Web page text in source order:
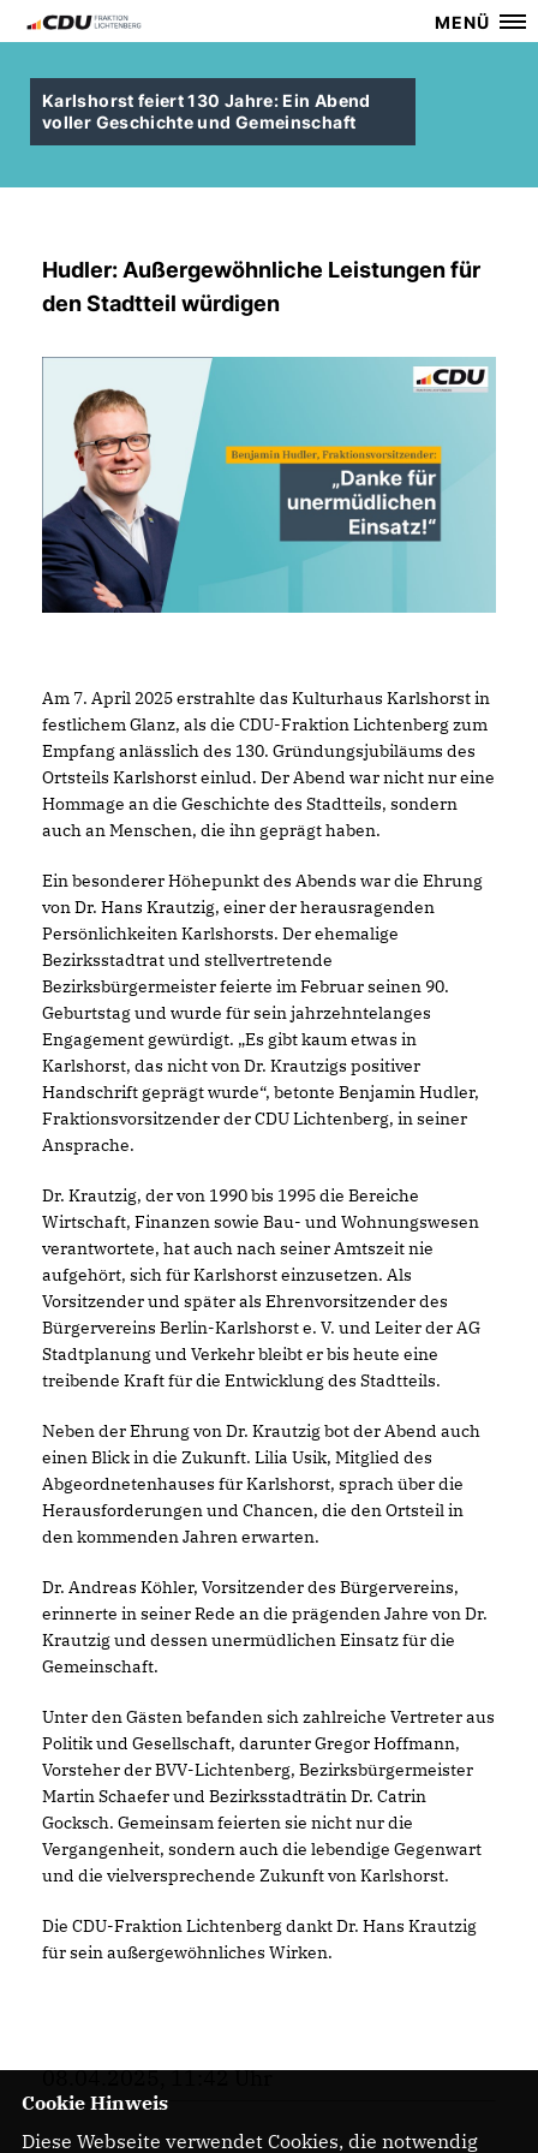
MENÜ
Karlshorst feiert 130 Jahre: Ein Abend
voller Geschichte und Gemeinschaft
Hudler: Außergewöhnliche Leistungen für
den Stadtteil würdigen
Am 7. April 2025 erstrahlte das Kulturhaus Karlshorst in
festlichem Glanz, als die CDU-Fraktion Lichtenberg zum
Empfang anlässlich des 130. Gründungsjubiläums des
Ortsteils Karlshorst einlud. Der Abend war nicht nur eine
Hommage an die Geschichte des Stadtteils, sondern
auch an Menschen, die ihn geprägt haben.
Ein besonderer Höhepunkt des Abends war die Ehrung
von Dr. Hans Krautzig, einer der herausragenden
Persönlichkeiten Karlshorsts. Der ehemalige
Bezirksstadtrat und stellvertretende
Bezirksbürgermeister feierte im Februar seinen 90.
Geburtstag und wurde für sein jahrzehntelanges
Engagement gewürdigt. „Es gibt kaum etwas in
Karlshorst, das nicht von Dr. Krautzigs positiver
Handschrift geprägt wurde“, betonte Benjamin Hudler,
Fraktionsvorsitzender der CDU Lichtenberg, in seiner
Ansprache.
Dr. Krautzig, der von 1990 bis 1995 die Bereiche
Wirtschaft, Finanzen sowie Bau- und Wohnungswesen
verantwortete, hat auch nach seiner Amtszeit nie
aufgehört, sich für Karlshorst einzusetzen. Als
Vorsitzender und später als Ehrenvorsitzender des
Bürgervereins Berlin-Karlshorst e. V. und Leiter der AG
Stadtplanung und Verkehr bleibt er bis heute eine
treibende Kraft für die Entwicklung des Stadtteils.
Neben der Ehrung von Dr. Krautzig bot der Abend auch
einen Blick in die Zukunft. Lilia Usik, Mitglied des
Abgeordnetenhauses für Karlshorst, sprach über die
Herausforderungen und Chancen, die den Ortsteil in
den kommenden Jahren erwarten.
Dr. Andreas Köhler, Vorsitzender des Bürgervereins,
erinnerte in seiner Rede an die prägenden Jahre von Dr.
Krautzig und dessen unermüdlichen Einsatz für die
Gemeinschaft.
Unter den Gästen befanden sich zahlreiche Vertreter aus
Politik und Gesellschaft, darunter Gregor Hoffmann,
Vorsteher der BVV-Lichtenberg, Bezirksbürgermeister
Martin Schaefer und Bezirksstadträtin Dr. Catrin
Gocksch. Gemeinsam feierten sie nicht nur die
Vergangenheit, sondern auch die lebendige Gegenwart
und die vielversprechende Zukunft von Karlshorst.
Die CDU-Fraktion Lichtenberg dankt Dr. Hans Krautzig
für sein außergewöhnliches Wirken.
08.04.2025, 11:42 Uhr
Cookie Hinweis
Diese Webseite verwendet Cookies, die notwendig